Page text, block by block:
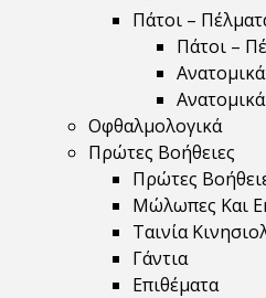
Πάτοι –
Πάτοι –
Οφθαλμολογικά
Πρώτες Βοήθειες
Πρώτες
Μώλωπες Και
Ταινία
Γάντια
Επιθέματα